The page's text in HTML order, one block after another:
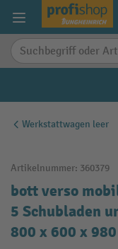
springen
Werkstattwagen leer
Artikelnummer: 360379
bott verso
5 Schubladen
800 x 600 x